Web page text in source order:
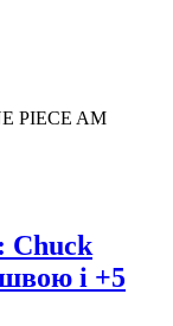
PIECE AM
Chuck
і +5